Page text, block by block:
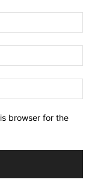
browser for the